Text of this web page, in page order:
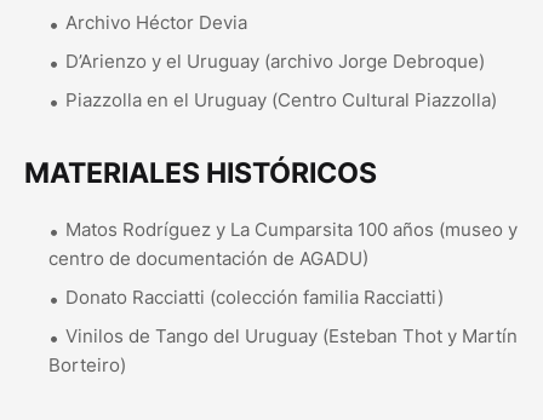
Archivo Héctor Devia
D’Arienzo y el Uruguay (archivo Jorge Debroque)
Piazzolla en el Uruguay (Centro Cultural Piazzolla)
MATERIALES HISTÓRICOS
Matos Rodríguez y La Cumparsita 100 años (museo y
centro de documentación de AGADU)
Donato Racciatti (colección familia Racciatti)
Vinilos de Tango del Uruguay (Esteban Thot y Martín
Borteiro)